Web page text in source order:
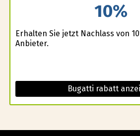
10%
Erhalten Sie jetzt Nachlass von
Anbieter.
Bugatti rabatt